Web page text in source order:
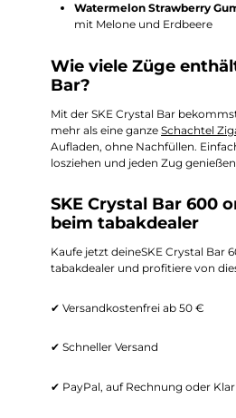
Watermelon Strawberry
mit Melone und Erdbeere
Wie viele Züge
Bar?
Mit der SKE Crystal Bar
mehr als eine ganze Schachtel
Aufladen, ohne Nachfüllen.
losziehen und jeden Zug
SKE Crystal Bar 600
beim tabakdealer
Kaufe jetzt deineSKE Crystal Bar
tabakdealer und profitiere von
✔ Versandkostenfrei ab 50 €
✔ Schneller Versand
✔ PayPal, auf Rechnung oder